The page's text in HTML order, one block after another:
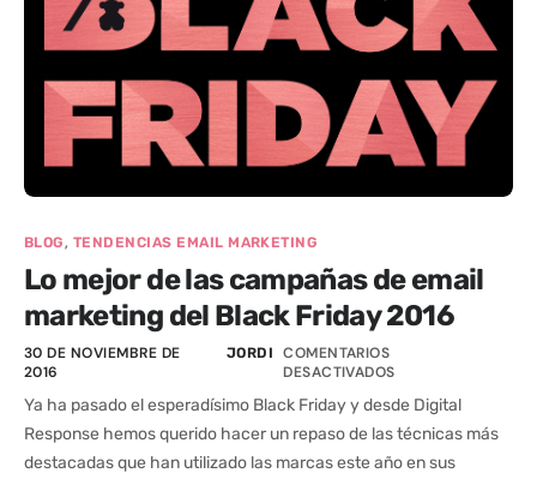
BLOG, TENDENCIAS EMAIL MARKETING
Lo mejor de las campañas de email
marketing del Black Friday 2016
30 DE NOVIEMBRE DE
2016
JORDI
COMENTARIOS
DESACTIVADOS
Ya ha pasado el esperadísimo Black Friday y desde Digital
Response hemos querido hacer un repaso de las técnicas más
destacadas que han utilizado las marcas este año en sus